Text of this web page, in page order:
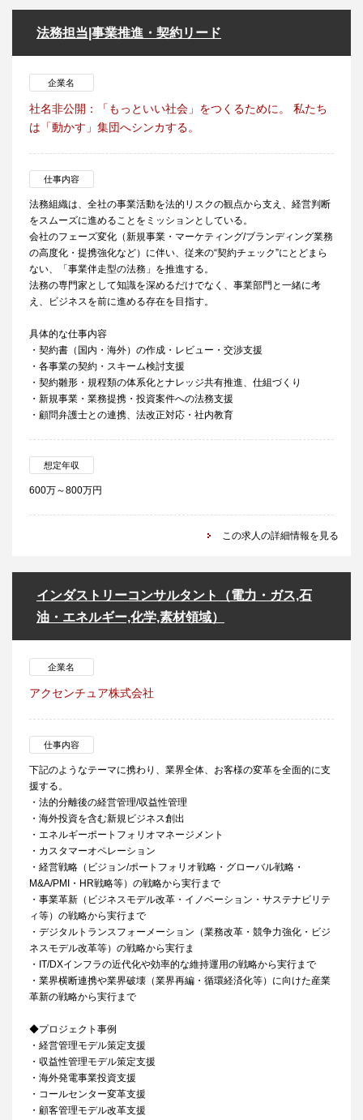
法務担当|事業推進・契約リード
企業名
社名非公開：「もっといい社会」をつくるために。 私たち
は「動かす」集団へシンカする。
仕事内容
法務組織は、全社の事業活動を法的リスクの観点から支え、経営判断
をスムーズに進めることをミッションとしている。
会社のフェーズ変化（新規事業・マーケティング/ブランディング業務
の高度化・提携強化など）に伴い、従来の“契約チェック”にとどまら
ない、「事業伴走型の法務」を推進する。
法務の専門家として知識を深めるだけでなく、事業部門と一緒に考
え、ビジネスを前に進める存在を目指す。
具体的な仕事内容
・契約書（国内・海外）の作成・レビュー・交渉支援
・各事業の契約・スキーム検討支援
・契約雛形・規程類の体系化とナレッジ共有推進、仕組づくり
・新規事業・業務提携・投資案件への法務支援
・顧問弁護士との連携、法改正対応・社内教育
想定年収
600万～800万円
この求人の詳細情報を見る
インダストリーコンサルタント（電力・ガス,石
油・エネルギー,化学,素材領域）
企業名
アクセンチュア株式会社
仕事内容
下記のようなテーマに携わり、業界全体、お客様の変革を全面的に支
援する。
・法的分離後の経営管理/収益性管理
・海外投資を含む新規ビジネス創出
・エネルギーポートフォリオマネージメント
・カスタマーオペレーション
・経営戦略（ビジョン/ポートフォリオ戦略・グローバル戦略・
M&A/PMI・HR戦略等）の戦略から実行まで
・事業革新（ビジネスモデル改革・イノベーション・サステナビリテ
ィ等）の戦略から実行まで
・デジタルトランスフォーメーション（業務改革・競争力強化・ビジ
ネスモデル改革等）の戦略から実行ま
・IT/DXインフラの近代化や効率的な維持運用の戦略から実行まで
・業界横断連携や業界破壊（業界再編・循環経済化等）に向けた産業
革新の戦略から実行まで
◆プロジェクト事例
・経営管理モデル策定支援
・収益性管理モデル策定支援
・海外発電事業投資支援
・コールセンター変革支援
・顧客管理モデル改革支援